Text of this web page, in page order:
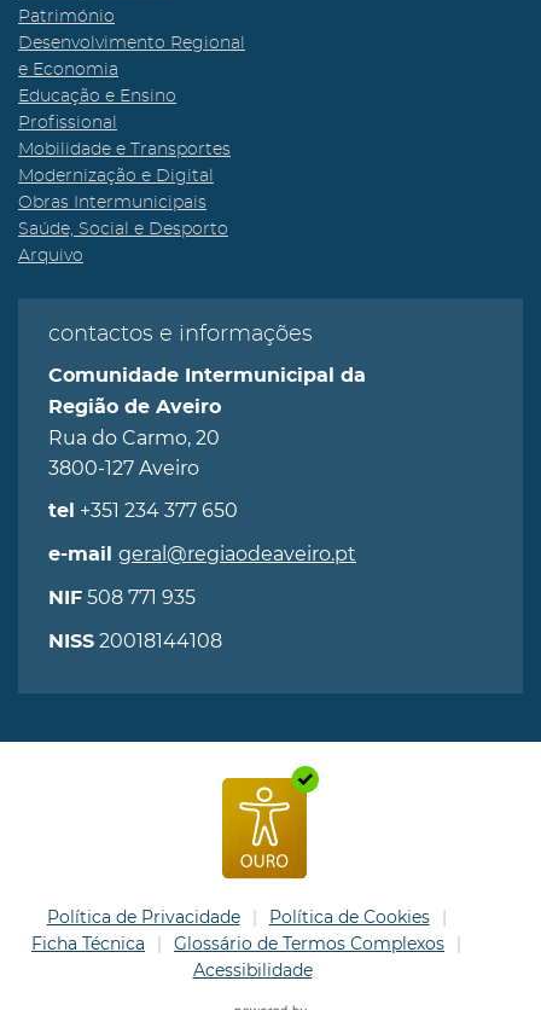
Património
Desenvolvimento Regional
e Economia
Educação e Ensino
Profissional
Mobilidade e Transportes
Modernização e Digital
Obras Intermunicipais
Saúde, Social e Desporto
Arquivo
contactos e informações
Comunidade Intermunicipal da
Região de Aveiro
Rua do Carmo, 20
3800-127 Aveiro
tel +351 234 377 650
e-mail geral@regiaodeaveiro.pt
NIF 508 771 935
NISS 20018144108
Política de Privacidade
Política de Cookies
Ficha Técnica
Glossário de Termos Complexos
Acessibilidade